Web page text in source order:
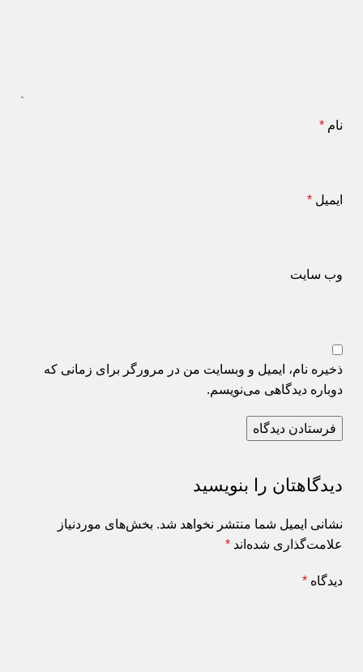
نام *
ایمیل *
وب‌ سایت
ذخیره نام، ایمیل و وبسایت من در مرورگر برای زمانی که
دوباره دیدگاهی می‌نویسم.
دیدگاهتان را بنویسید
نشانی ایمیل شما منتشر نخواهد شد. بخش‌های موردنیاز
علامت‌گذاری شده‌اند *
دیدگاه *